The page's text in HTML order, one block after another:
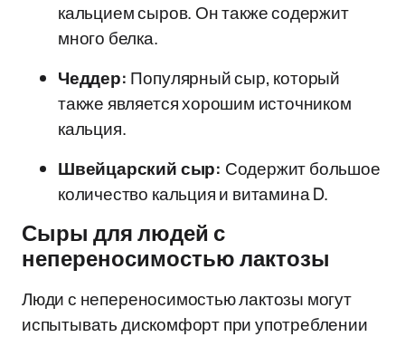
кальцием сыров. Он также содержит
много белка.
Чеддер: Популярный сыр, который
также является хорошим источником
кальция.
Швейцарский сыр: Содержит большое
количество кальция и витамина D.
Сыры для людей с
непереносимостью лактозы
Люди с непереносимостью лактозы могут
испытывать дискомфорт при употреблении